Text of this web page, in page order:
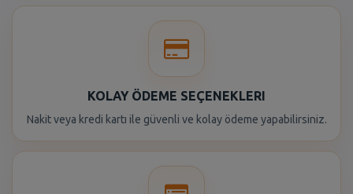
KOLAY ÖDEME SEÇENEKLERI
Nakit veya kredi kartı ile güvenli ve kolay ödeme yapabilirsiniz.